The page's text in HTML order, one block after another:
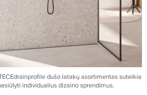
drainprofile dušo latakų asortimentas suteikia
individualius dizaino sprendimus.